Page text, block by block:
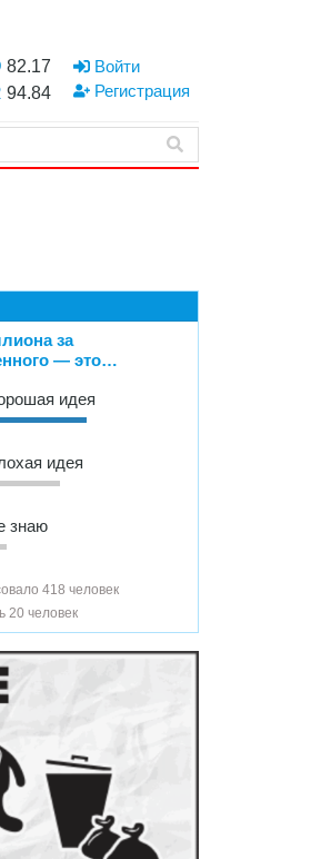
82.17
94.84
Войти
Регистрация
за
— это…
идея
идея
знаю
418 человек
20 человек